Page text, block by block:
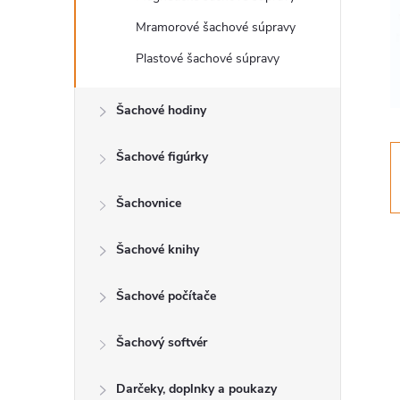
p
Mramorové šachové súpravy
Plastové šachové súpravy
Šachové hodiny
Šachové figúrky
Šachovnice
Šachové knihy
Šachové počítače
Šachový softvér
Darčeky, doplnky a poukazy